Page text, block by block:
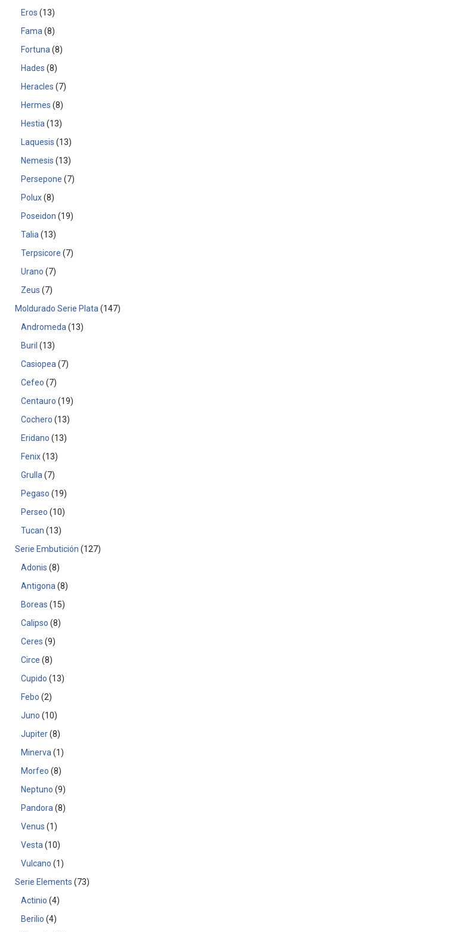
Eros
13
Fama 8
Fortuna 8
Hades 8
Heracles
7
Hermes 8
Hestia
13
Laquesis
13
Nemesis
13
Persepone
7
Polux 8
Poseidon
19
Talia
13
Terpsicore
7
Urano
7
Zeus
7
Moldurado Serie Plata
147
Andromeda
13
Buril
13
Casiopea
7
Cefeo
7
Centauro
19
Cochero
13
Eridano
13
Fenix 13
Grulla
7
Pegaso
19
Perseo
10
Tucan
13
Serie Embutición
127
Adonis 8
Antigona 8
Boreas
15
Calipso 8
Ceres 9
Circe 8
Cupido
13
Febo 2
Juno
10
Jupiter 8
Minerva
1
Morfeo 8
Neptuno 9
Pandora 8
Venus
1
Vesta
10
Vulcano
1
Serie Elements
73
Actinio 4
Berilio 4